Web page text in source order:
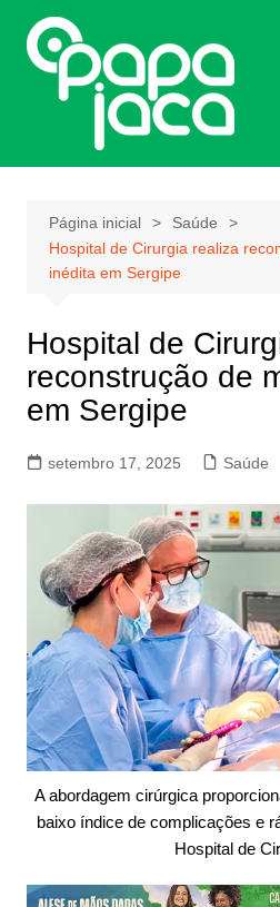
para
conteúdo
Página inicial
Saúde
Hospital de Cirurgia realiza
inédita em Sergipe
Hospital de
reconstrução de
em Sergipe
setembro 17, 2025 Saúde
A abordagem cirúrgica
baixo índice de complicações e
Hospital de